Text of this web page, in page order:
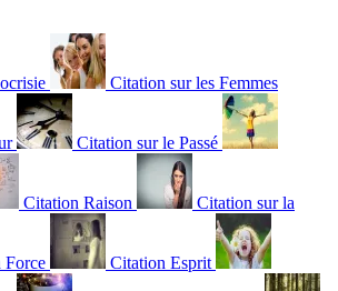
Citation sur les Femmes
Citation sur le Passé
Citation Raison Citation sur la
Force Citation Esprit